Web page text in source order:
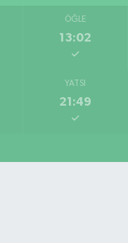
ÖĞLE
13:02
YATSI
21:49